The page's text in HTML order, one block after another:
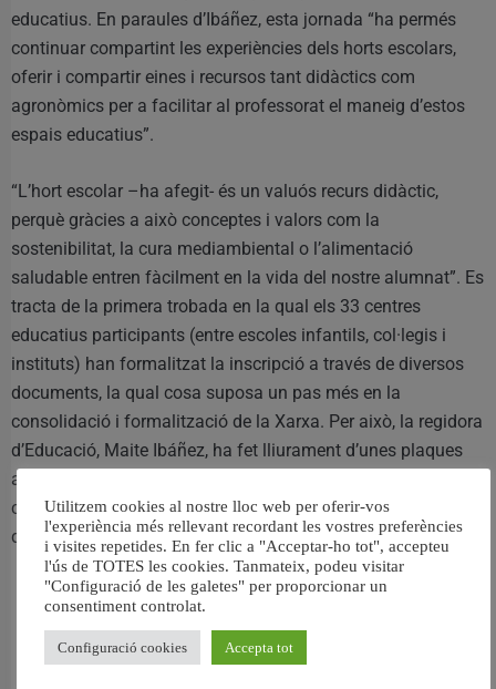
educatius. En paraules d’Ibáñez, esta jornada “ha permés
continuar compartint les experiències dels horts escolars,
oferir i compartir eines i recursos tant didàctics com
agronòmics per a facilitar al professorat el maneig d’estos
espais educatius”.
“L’hort escolar –ha afegit- és un valuós recurs didàctic,
perquè gràcies a això conceptes i valors com la
sostenibilitat, la cura mediambiental o l’alimentació
saludable entren fàcilment en la vida del nostre alumnat”. Es
tracta de la primera trobada en la qual els 33 centres
educatius participants (entre escoles infantils, col·legis i
instituts) han formalitzat la inscripció a través de diversos
documents, la qual cosa suposa un pas més en la
consolidació i formalització de la Xarxa. Per això, la regidora
d’Educació, Maite Ibáñez, ha fet lliurament d’unes plaques
amb el logo de la xarxa realitzades en metacrilat per a
col·locar en els centres que s’han adherit a esta Xarxa
d’Horts Escolars.
RELACIONAT
Utilitzem cookies al nostre lloc web per oferir-vos
l'experiència més rellevant recordant les vostres preferències
i visites repetides. En fer clic a "Acceptar-ho tot", accepteu
l'ús de TOTES les cookies. Tanmateix, podeu visitar
"Configuració de les galetes" per proporcionar un
consentiment controlat.
Configuració cookies Accepta tot